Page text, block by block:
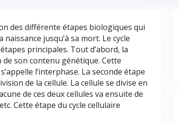
des différente étapes biologiques qui
jusqu’à sa mort. Le cycle
principales. Tout d’abord, la
son contenu génétique. Cette
l’interphase. La seconde étape
de la cellule. La cellule se divise en
de ces deux cellules va ensuite de
Cette étape du cycle cellulaire